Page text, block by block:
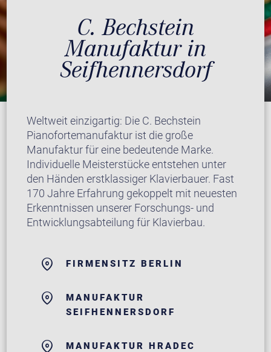
C. Bechstein
Manufaktur in
Seifhennersdorf
Weltweit einzigartig: Die C. Bechstein
Pianofortemanufaktur ist die große
Manufaktur für eine bedeutende Marke.
Individuelle Meisterstücke entstehen unter
den Händen erstklassiger Klavierbauer. Fast
170 Jahre Erfahrung gekoppelt mit neuesten
Erkenntnissen unserer Forschungs- und
Entwicklungsabteilung für Klavierbau.
FIRMENSITZ BERLIN
MANUFAKTUR
SEIFHENNERSDORF
MANUFAKTUR HRADEC